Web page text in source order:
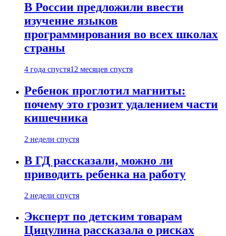
В России предложили ввести
изучение языков
программирования во всех школах
страны
4 года спустя12 месяцев спустя
Ребенок проглотил магниты:
почему это грозит удалением части
кишечника
2 недели спустя
В ГД рассказали, можно ли
приводить ребенка на работу
2 недели спустя
Эксперт по детским товарам
Цицулина рассказала о рисках